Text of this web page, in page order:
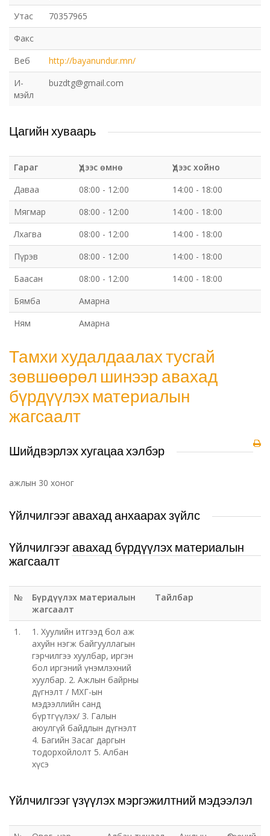
Утас
70357965
Факс
Веб
http://bayanundur.mn/
И-
мэйл
buzdtg@gmail.com
Цагийн хуваарь
Гараг Үдээс өмнө
Үдээс хойно
Даваа
08:00 - 12:00
14:00 - 18:00
Мягмар
08:00 - 12:00
14:00 - 18:00
Лхагва
08:00 - 12:00
14:00 - 18:00
Пүрэв
08:00 - 12:00
14:00 - 18:00
Баасан
08:00 - 12:00
14:00 - 18:00
Бямба
Амарна
Ням
Амарна
Тамхи худалдаалах тусгай
зөвшөөрөл шинээр авахад
бүрдүүлэх материалын
жагсаалт
Шийдвэрлэх хугацаа хэлбэр
ажлын 30 хоног
Үйлчилгээг авахад анхаарах зүйлс
Үйлчилгээг авахад бүрдүүлэх материалын
жагсаалт
№
Бүрдүүлэх материалын
жагсаалт
Тайлбар
1.
1. Хуулийн итгээд бол аж
ахуйн нэгж байгууллагын
гэрчилгээ хуулбар, иргэн
бол иргэний үнэмлэхний
хуулбар. 2. Ажлын байрны
дүгнэлт / МХГ-ын
мэдээллийн санд
бүртгүүлэх/ 3. Галын
аюулгүй байдлын дүгнэлт
4. Багийн Засаг даргын
тодорхойлолт 5. Албан
хүсэ
Үйлчилгээг үзүүлэх мэргэжилтний мэдээлэл